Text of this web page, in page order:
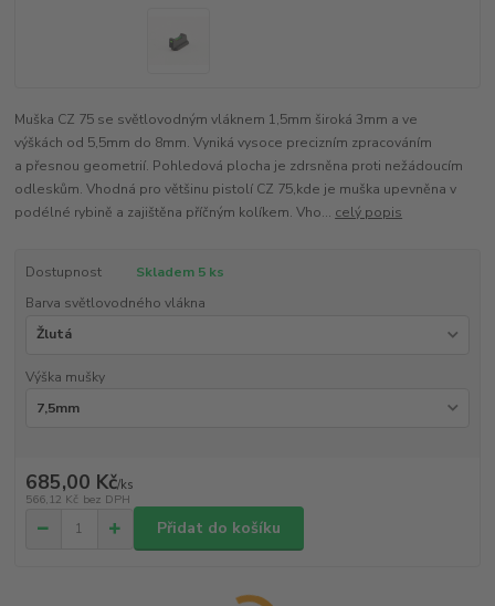
Muška CZ 75 se světlovodným vláknem 1,5mm široká 3mm a ve
výškách od 5,5mm do 8mm. Vyniká vysoce precizním zpracováním
a přesnou geometrií. Pohledová plocha je zdrsněna proti nežádoucím
odleskům. Vhodná pro většinu pistolí CZ 75,kde je muška upevněna v
podélné rybině a zajištěna příčným kolíkem. Vho... celý popis
Dostupnost
Skladem 5 ks
Barva světlovodného vlákna
Výška mušky
685,00 Kč/ks
566,12 Kč bez DPH
Přidat do košíku